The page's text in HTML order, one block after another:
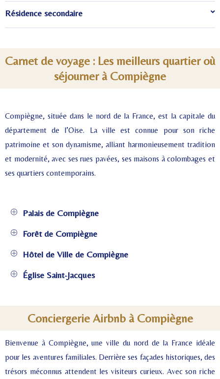
Résidence secondaire
Carnet de voyage : Les meilleurs quartier où
séjourner à Compiègne
Compiègne, située dans le nord de la France, est la capitale du
département de l’Oise. La ville est connue pour son riche
patrimoine et son dynamisme, alliant harmonieusement tradition
et modernité, avec ses rues pavées, ses maisons à colombages et
ses quartiers contemporains.
Palais de Compiègne
Forêt de Compiègne
Hôtel de Ville de Compiègne
Église Saint-Jacques
Conciergerie Airbnb à Compiègne
Bienvenue à Compiègne, une ville du nord de la France idéale
pour les aventures familiales. Derrière ses façades historiques, des
trésors méconnus attendent les visiteurs curieux. Avec son riche